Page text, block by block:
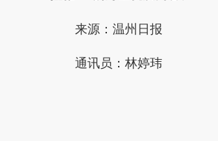
来源：温州日报
通讯员：林婷玮